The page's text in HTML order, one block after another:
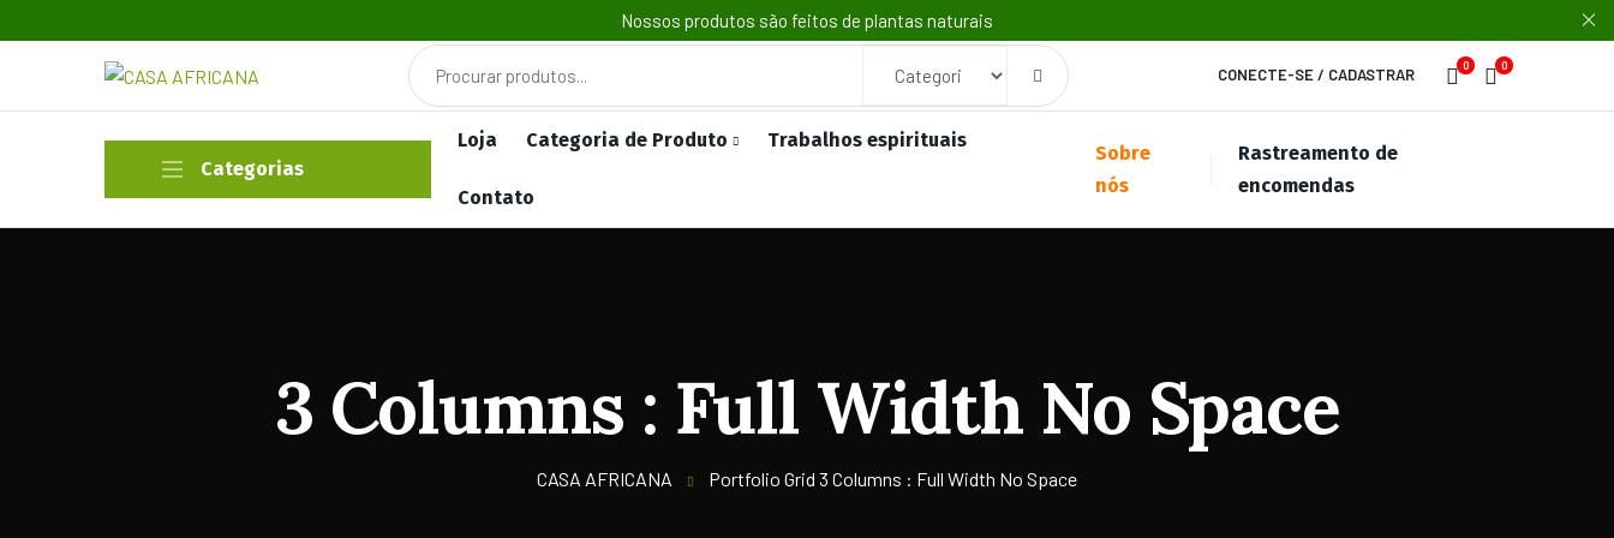
Nossos produtos são feitos de plantas naturais
CONECTE-SE/ CADASTRAR
0 0
Categorias
Loja Categoria de Produto Trabalhos espirituais
Contato
Sobre
nós
Rastreamento de
encomendas
3 Columns : Full Width No Space
CASA AFRICANA Portfolio Grid 3 Columns : Full Width No Space